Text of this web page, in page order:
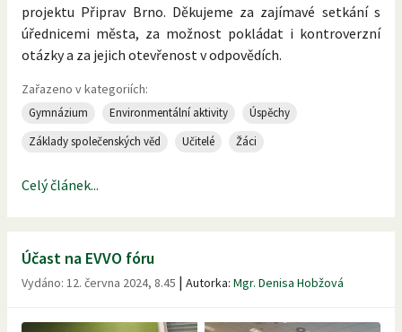
projektu Připrav Brno. Děkujeme za zajímavé setkání s
úřednicemi města, za možnost pokládat i kontroverzní
otázky a za jejich otevřenost v odpovědích.
Zařazeno v kategoriích:
Gymnázium Environmentální aktivity
Úspěchy
Základy společenských věd
Učitelé Žáci
Celý článek...
Účast na EVVO fóru
Vydáno: 12. června 2024, 8.45 | Autorka: Mgr. Denisa Hobžová